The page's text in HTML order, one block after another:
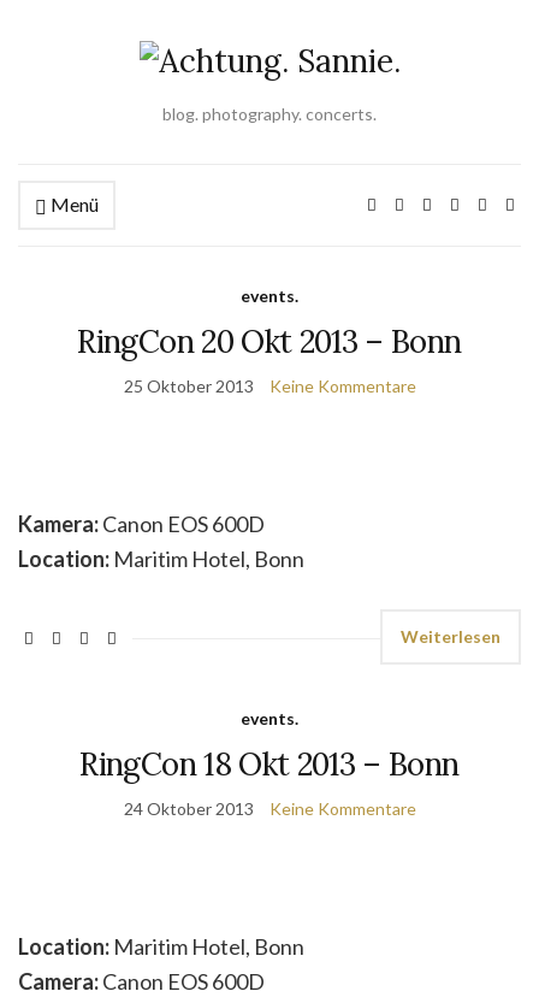
blog. photography. concerts.
Menü
events.
RingCon 20 Okt 2013 – Bonn
25 Oktober 2013 Keine Kommentare
Kamera:Canon EOS 600D
Location: Maritim Hotel, Bonn
Weiterlesen
events.
RingCon 18 Okt 2013 – Bonn
24 Oktober 2013 Keine Kommentare
Location: Maritim Hotel, Bonn
Camera:Canon EOS 600D